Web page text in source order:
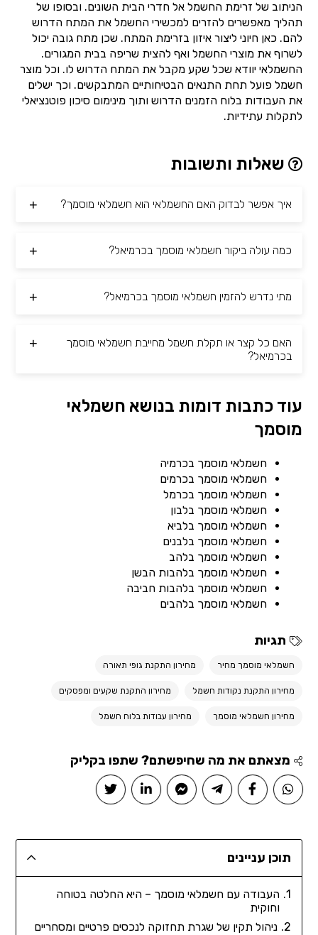
הניתוב של זרימת החשמל אל חדרי הבית השונים. ובסופו של
תהליך מאפשרים להזרים למכשירי החשמל את המתח הדרוש
להם. כאן חיוני ליצור איזון בזרימת המתח. שכן מתח גובה יכול
לשרוף את מוצרי החשמל ואף להצית שריפה בבית המגורים.
החשמלאי יוודא שכל שקע מקבל את המתח הדרוש לו. וכל מוצר
חשמל פועל תחת התנאים הבטיחותיים המתבקשים. וכך ישלים
את העבודות בלוח הזמנים הדרוש ותוך מינימום סיכון פוטנציאלי
לתקלות עתידיות.
שאלות ותשובות
איך אפשר לבדוק האם החשמלאי הוא חשמלאי מוסמך?
כמה עולה ביקור חשמלאי מוסמך בכרמיאל?
מתי נדרש להזמין חשמלאי מוסמך בכרמיאל?
האם כל קצר או תקלת חשמל מחייבת חשמלאי מוסמך
בכרמיאל?
עוד כתבות דומות בנושא חשמלאי
מוסמך
חשמלאי מוסמך בכרמיה
חשמלאי מוסמך בכרמים
חשמלאי מוסמך בכרמל
חשמלאי מוסמך בלבון
חשמלאי מוסמך בלביא
חשמלאי מוסמך בלבנים
חשמלאי מוסמך בלהב
חשמלאי מוסמך בלהבות הבשן
חשמלאי מוסמך בלהבות חביבה
חשמלאי מוסמך בלהבים
תגיות
חשמלאי מוסמך מחיר מחירון התקנת גופי תאורה
מחירון התקנת נקודות חשמל מחירון התקנת שקעים ומפסקים
מחירון חשמלאי מוסמך מחירון עבודות בלוח חשמל
מצאתם את מה שחיפשתם? שתפו בקליק
תוכן עניינים
העבודה עם חשמלאי מוסמך – היא החלטה בטוחה
וחוקית
ניהול תקין של שגרת תחזוקה לנכסים פרטיים ומסחריים